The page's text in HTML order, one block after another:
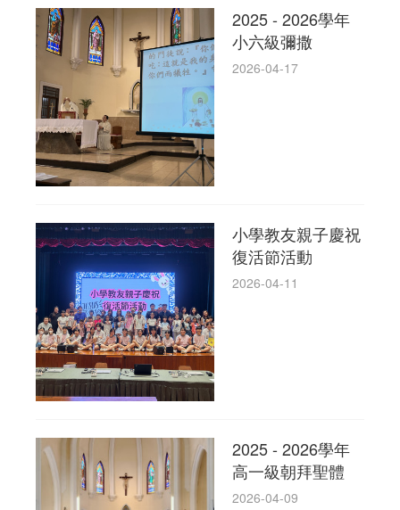
2025 - 2026學年
小六級彌撒
2026-04-17
小學教友親子慶祝
復活節活動
2026-04-11
2025 - 2026學年
高一級朝拜聖體
2026-04-09